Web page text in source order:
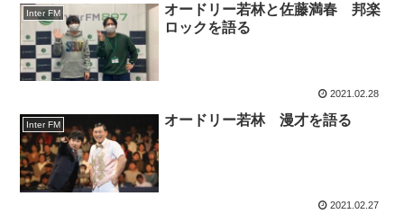
Inter FM
オードリー若林と佐藤満春 邦楽
ロックを語る
2021.02.28
Inter FM オードリー若林 漫才を語る
2021.02.27